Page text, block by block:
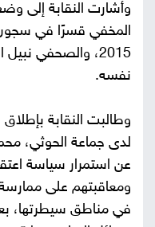
وأشارت النقابة إلى
المخفي قسرًا في سجون
2015، والصحفي
نفسه.
وطالبت النقابة
لدى جماعة الحوثي،
عن استمرار سياسة
ومعاقبتهم على
في مناطق سيطرتها،